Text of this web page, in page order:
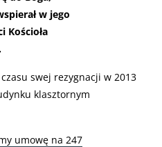
w jego
Kościoła
swej rezygnacji w 2013
klasztornym
umowę na 247